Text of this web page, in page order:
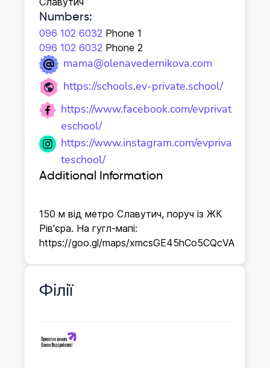
Numbers:
096 102 6032 Phone 1
096 102 6032 Phone 2
mama@olenavedernikova.com
https://schools.ev-private.school/
https://www.facebook.com/evprivat
eschool/
https://www.instagram.com/evpriva
teschool/
Additional Information
150 м від метро Славутич, поруч із ЖК
Рів'єра. На гугл-мапі:
https://goo.gl/maps/xmcsGE45hCo5CQcVA
Філії